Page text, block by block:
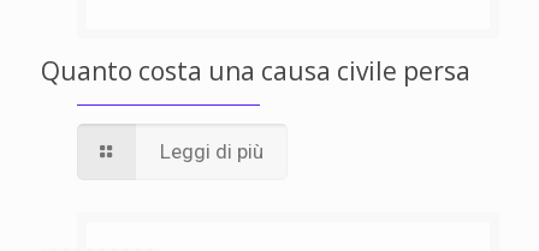
Quanto costa una causa civile persa
Leggi di più